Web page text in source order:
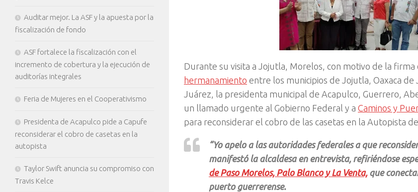
Durante su visita a Jojutla, Morelos, con motivo de la
hermanamiento entre los municipios de Jojutla, Oaxaca de
Juárez, la presidenta municipal de Acapulco, Guerrero,
un llamado urgente al Gobierno Federal y a Caminos y
para reconsiderar el cobro de las casetas en la Autopista
“Yo apelo a las autoridades federales a que
manifestó la alcaldesa en entrevista, refiriéndose
de Paso Morelos, Palo Blanco y La Venta,que
puerto guerrerense.
Auditar mejor. La ASF y la apuesta por la
fiscalización de fondo
ASF fortalece la fiscalización con el
incremento de cobertura y la ejecución de
auditorías integrales
Feria de Mujeres en el Cooperativismo
Presidenta de Acapulco pide a Capufe
reconsiderar el cobro de casetas en la
autopista
Taylor Swift anuncia su compromiso con
Travis Kelce